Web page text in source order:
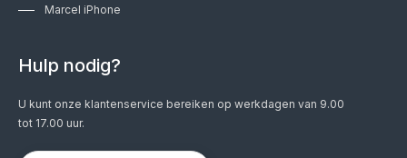
Marcel iPhone
Hulp nodig?
U kunt onze klantenservice bereiken op werkdagen van 9.00
tot 17.00 uur.